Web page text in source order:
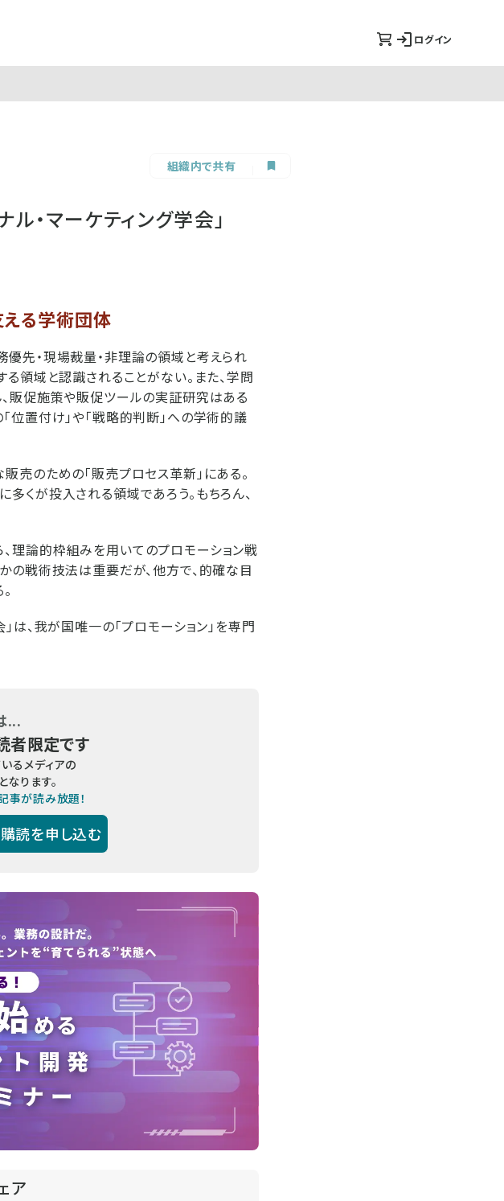
ログイン
組織内で共有
・マーケティング学会」
る学術団体
先・現場裁量・非理論の領域と考えられ
る領域と認識されることがない。また、学問
販促施策や販促ツールの実証研究はある
位置付け」や「戦略的判断」への学術的議
売のための「販売プロセス革新」にある。
くが投入される領域であろう。もちろん、
理論的枠組みを用いてのプロモーション戦
の戦術技法は重要だが、他方で、的確な目
は、我が国唯一の「プロモーション」を専門
...
者限定です
るメディアの
ります。
事が読み放題！
読を申し込む
ア